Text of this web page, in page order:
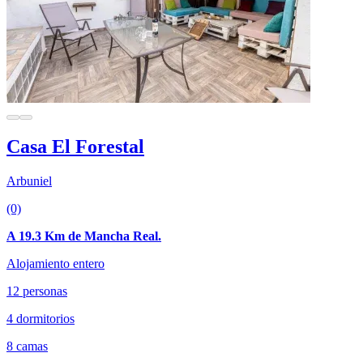
Casa El Forestal
Arbuniel
(0)
A 19.3 Km de Mancha Real.
Alojamiento entero
12 personas
4 dormitorios
8 camas